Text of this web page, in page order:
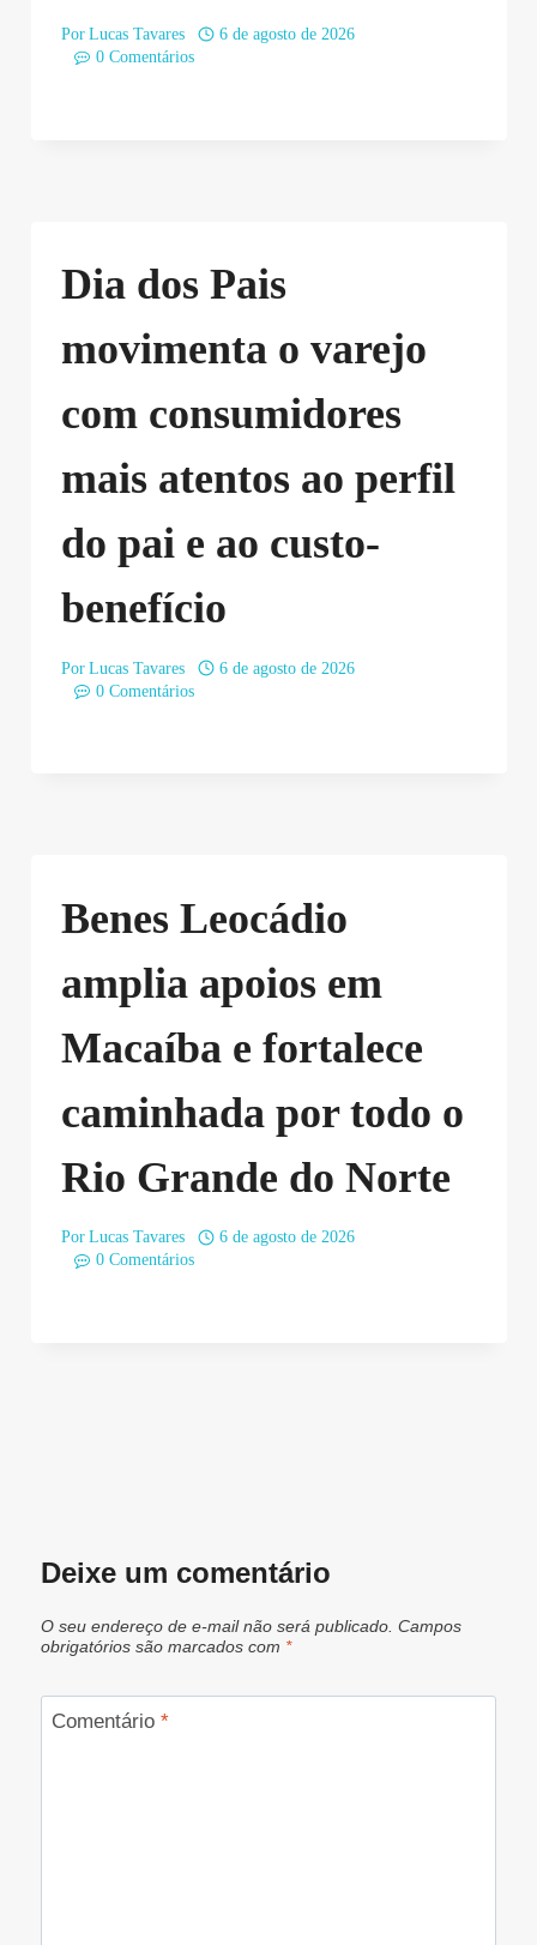
Por Lucas Tavares
6 de agosto de 2026
0 Comentários
Dia dos Pais
movimenta o varejo
com consumidores
mais atentos ao perfil
do pai e ao custo-
benefício
Por Lucas Tavares
6 de agosto de 2026
0 Comentários
Benes Leocádio
amplia apoios em
Macaíba e fortalece
caminhada por todo o
Rio Grande do Norte
Por Lucas Tavares
6 de agosto de 2026
0 Comentários
Deixe um comentário
O seu endereço de e-mail não será publicado. Campos
obrigatórios são marcados com *
Comentário *